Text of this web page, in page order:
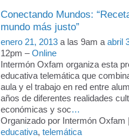
Conectando Mundos:
mundo más justo”
enero 21, 2013 a las 9am a abril
12pm –Online
Intermón Oxfam organiza esta
educativa telemática que
aula y el trabajo en red entre
años de diferentes realidades
económicas y soc…
Organizado por Intermón Oxfam
educativa, telemática